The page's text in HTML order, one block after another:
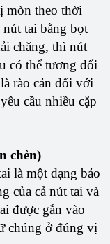
mòn theo thời
tai bằng bọt
chăng, thì nút
có thể tương đối
rào cản đối với
cầu nhiều cặp
chèn)
là một dạng bảo
của cả nút tai và
được gắn vào
chúng ở đúng vị